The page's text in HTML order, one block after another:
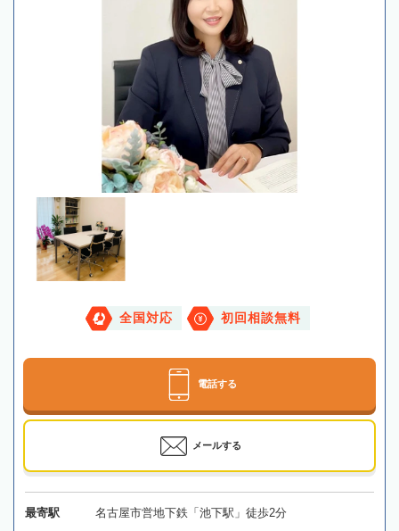
全国対応 初回相談無料
電話する
メールする
最寄駅 名古屋市営地下鉄「池下駅」徒歩2分